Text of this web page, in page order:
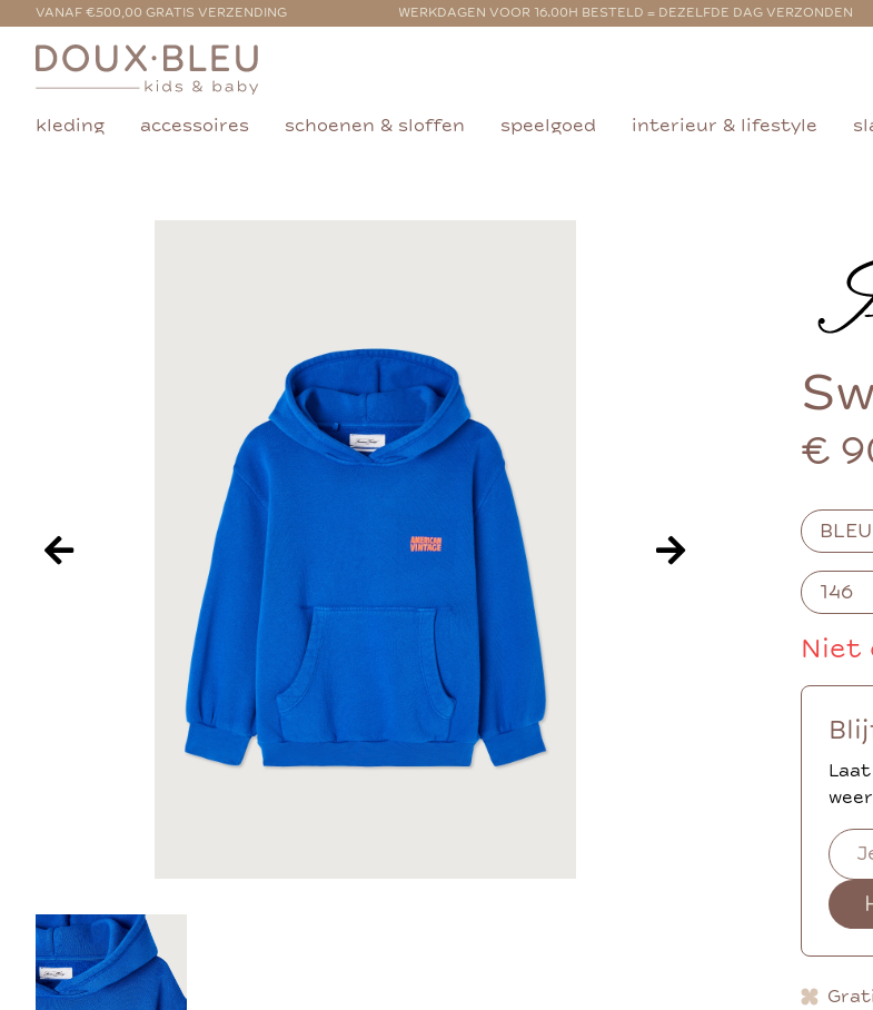
VANAF €500,00 GRATIS VERZENDING WERKDAGEN VOOR 16.00H BESTELD = DEZELFDE DAG VERZONDEN
kleding accessoires schoenen & sloffen speelgoed interieur & lifestyle
€
Niet